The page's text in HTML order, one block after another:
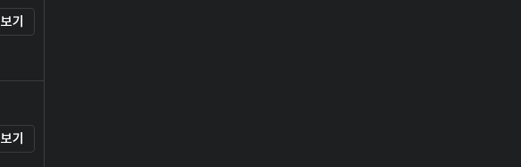
보기
보기